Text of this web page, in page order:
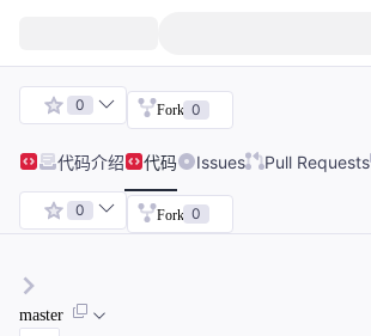
0 Fork 0
代码介绍 代码 Issues Pull Requests
0 Fork 0
master